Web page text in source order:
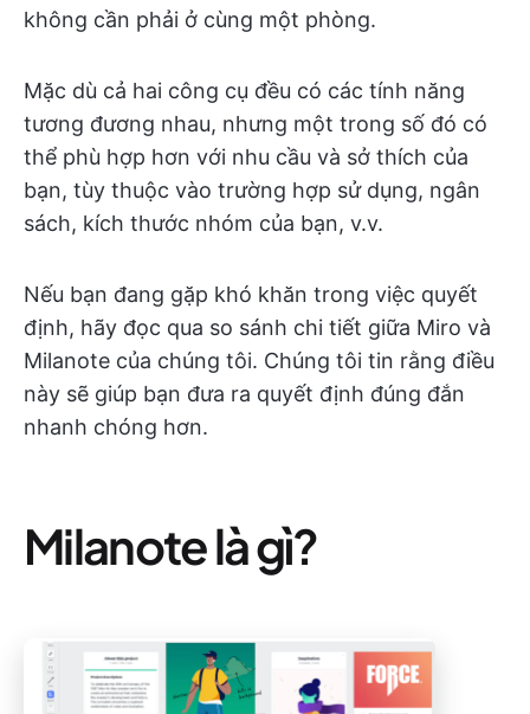
không cần phải ở cùng một phòng.
Mặc dù cả hai công cụ đều có các tính năng
tương đương nhau, nhưng một trong số đó có
thể phù hợp hơn với nhu cầu và sở thích của
bạn, tùy thuộc vào trường hợp sử dụng, ngân
sách, kích thước nhóm của bạn, v.v.
Nếu bạn đang gặp khó khăn trong việc quyết
định, hãy đọc qua so sánh chi tiết giữa Miro và
Milanote của chúng tôi. Chúng tôi tin rằng điều
này sẽ giúp bạn đưa ra quyết định đúng đắn
nhanh chóng hơn.
Milanote là gì?